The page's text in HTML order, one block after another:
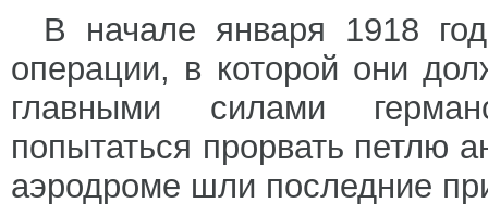
В начале января 1918
операции, в которой они
главными силами
попытаться прорвать петлю
аэродроме шли последние